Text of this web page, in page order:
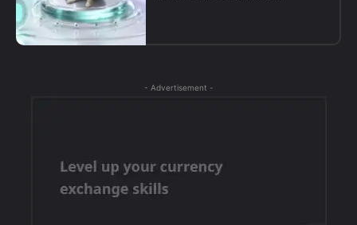
- Advertisement -